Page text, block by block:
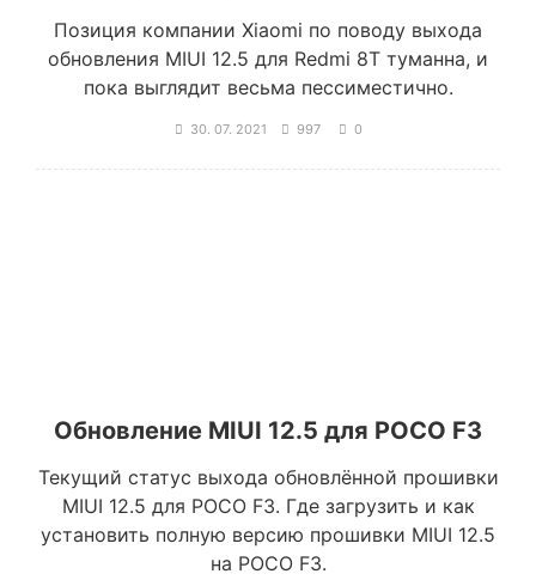
Позиция компании Xiaomi по поводу выхода
обновления MIUI 12.5 для Redmi 8T туманна, и
пока выглядит весьма пессиместично.
30. 07. 2021 997 0
Обновление MIUI 12.5 для POCO F3
Текущий статус выхода обновлённой прошивки
MIUI 12.5 для POCO F3. Где загрузить и как
установить полную версию прошивки MIUI 12.5
на POCO F3.